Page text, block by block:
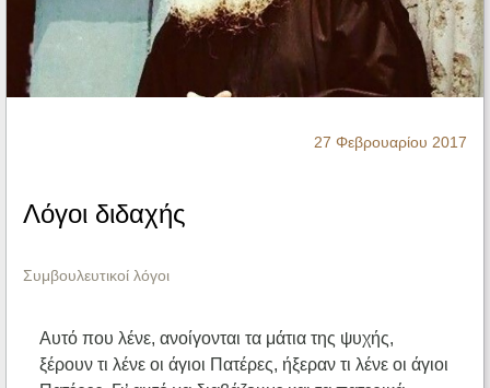
Ηχητικά
27 Φεβρουαρίου 2017
Λόγοι διδαχής
Συμβουλευτικοί λόγοι
Αυτό που λένε, ανοίγονται τα μάτια της ψυχής,
ξέρουν τι λένε οι άγιοι Πατέρες, ήξεραν τι λένε οι άγιοι